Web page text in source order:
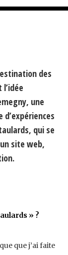
des
une
qui se
site web,
» ?
que j’ai faite